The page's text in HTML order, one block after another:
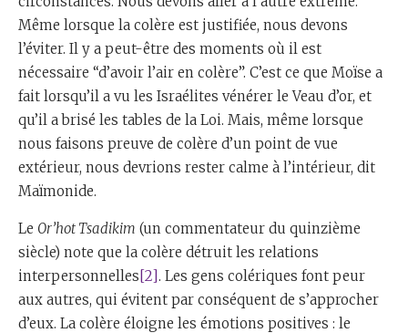
Même lorsque la colère est justifiée, nous devons
l’éviter. Il y a peut-être des moments où il est
nécessaire “d’avoir l’air en colère”. C’est ce que Moïse a
fait lorsqu’il a vu les Israélites vénérer le Veau d’or, et
qu’il a brisé les tables de la Loi. Mais, même lorsque
nous faisons preuve de colère d’un point de vue
extérieur, nous devrions rester calme à l’intérieur, dit
Maïmonide.
Le Or’hot Tsadikim (un commentateur du quinzième
siècle) note que la colère détruit les relations
interpersonnelles[2]. Les gens colériques font peur
aux autres, qui évitent par conséquent de s’approcher
d’eux. La colère éloigne les émotions positives : le